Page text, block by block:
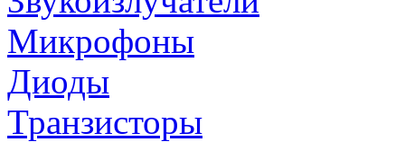
Микрофоны
Диоды
Транзисторы